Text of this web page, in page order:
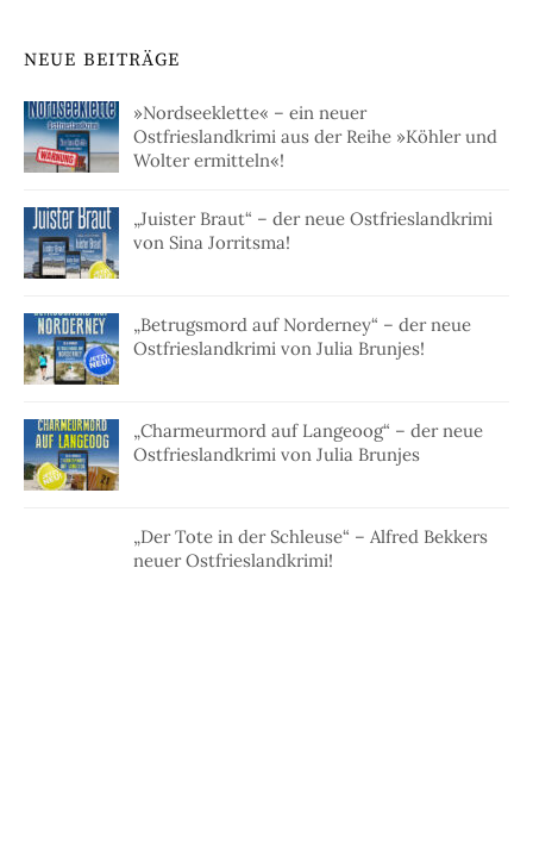
NEUE BEITRÄGE
»Nordseeklette« – ein neuer
Ostfrieslandkrimi aus der Reihe »Köhler und
Wolter ermitteln«!
„Juister Braut“ – der neue Ostfrieslandkrimi
von Sina Jorritsma!
„Betrugsmord auf Norderney“ – der neue
Ostfrieslandkrimi von Julia Brunjes!
„Charmeurmord auf Langeoog“ – der neue
Ostfrieslandkrimi von Julia Brunjes
„Der Tote in der Schleuse“ – Alfred Bekkers
neuer Ostfrieslandkrimi!